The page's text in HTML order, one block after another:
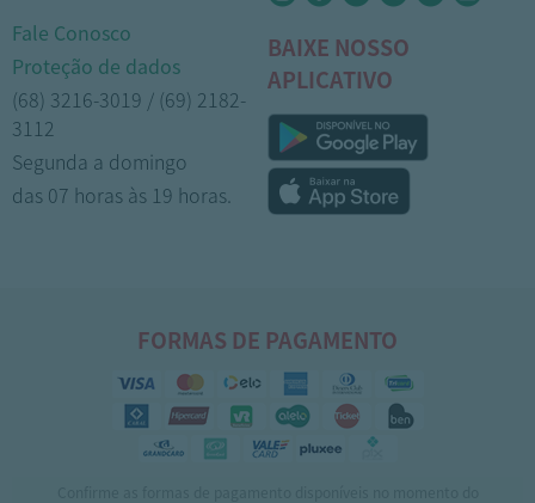
Fale Conosco
Proteção de dados
(68) 3216-3019 / (69) 2182-
3112
Segunda a domingo
das 07 horas às 19 horas.
BAIXE NOSSO
APLICATIVO
FORMAS DE PAGAMENTO